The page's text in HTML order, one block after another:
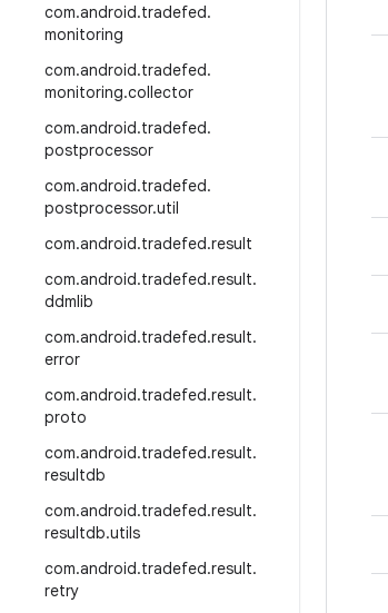
com.android.tradefed.
monitoring
com.android.tradefed.
monitoring.collector
com.android.tradefed.
postprocessor
com.android.tradefed.
postprocessor.util
com.android.tradefed.result
com.android.tradefed.result.
ddmlib
com.android.tradefed.result.
error
com.android.tradefed.result.
proto
com.android.tradefed.result.
resultdb
com.android.tradefed.result.
resultdb.utils
com.android.tradefed.result.
retry